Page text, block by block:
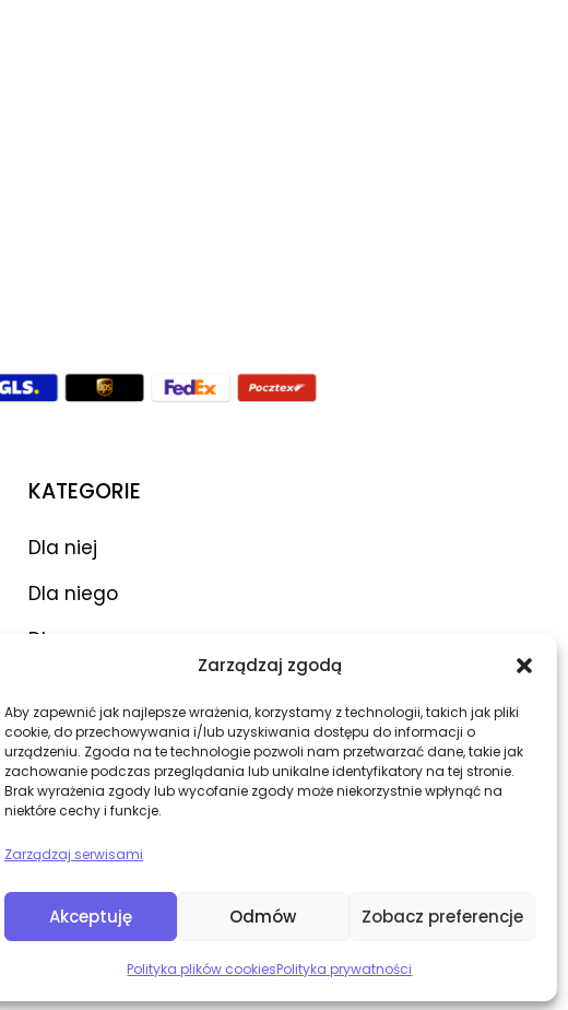
Zarządzaj zgodą
Aby zapewnić jak najlepsze wrażenia, korzystamy z technologii, takich jak pliki
cookie, do przechowywania i/lub uzyskiwania dostępu do informacji o
urządzeniu. Zgoda na te technologie pozwoli nam przetwarzać dane, takie jak
zachowanie podczas przeglądania lub unikalne identyfikatory na tej stronie.
Brak wyrażenia zgody lub wycofanie zgody może niekorzystnie wpłynąć na
niektóre cechy i funkcje.
Zarządzaj serwisami
Akceptuję Odmów Zobacz preferencje
Polityka plików cookiesPolityka prywatności
KATEGORIE
Dla niej
Dla niego
Dla par
Dilda
BDSM
Bielizna